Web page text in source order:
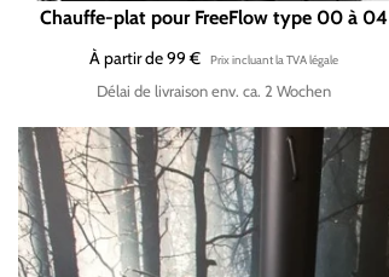
Chauffe-plat pour FreeFlow type 00 à 04
À partir de 99 €
Délai de livraison env. ca. 2 Wochen